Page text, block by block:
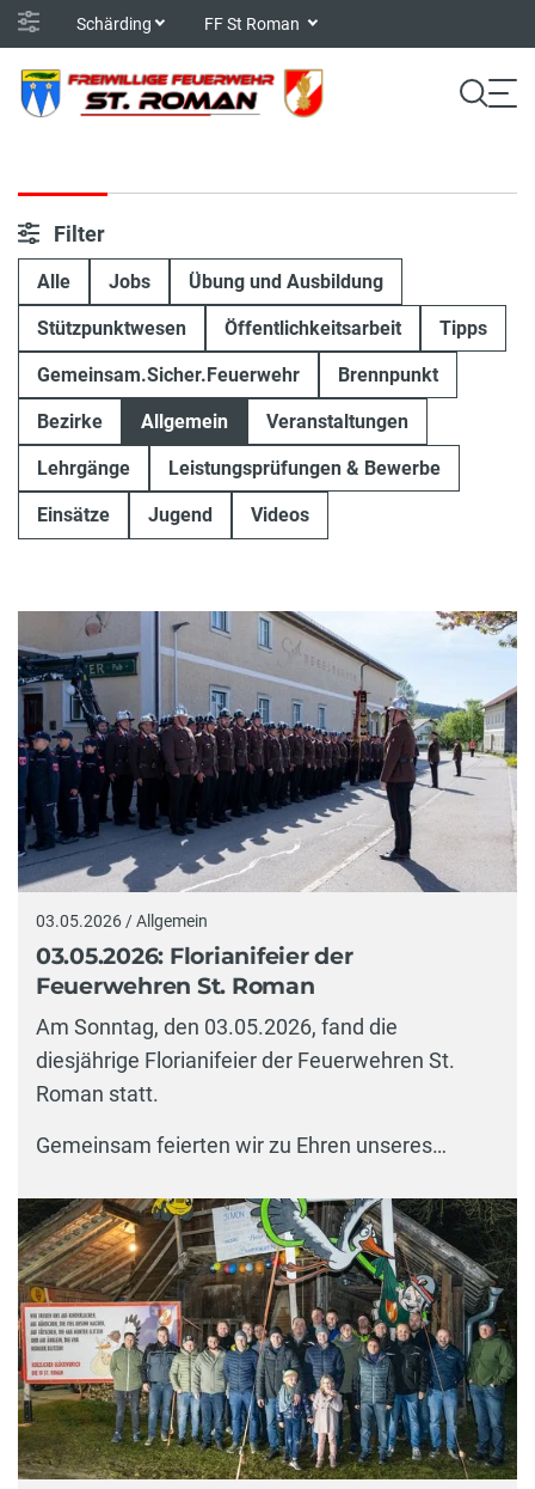
Schärding FF St Roman
Filter
Alle Jobs Übung und Ausbildung
Stützpunktwesen Öffentlichkeitsarbeit Tipps
Gemeinsam.Sicher.Feuerwehr Brennpunkt
Bezirke Allgemein Veranstaltungen
Lehrgänge Leistungsprüfungen & Bewerbe
Einsätze Jugend Videos
03.05.2026 / Allgemein
03.05.2026: Florianifeier der
Feuerwehren St. Roman
Am Sonntag, den 03.05.2026, fand die
diesjährige Florianifeier der Feuerwehren St.
Roman statt.
Gemeinsam feierten wir zu Ehren unseres…